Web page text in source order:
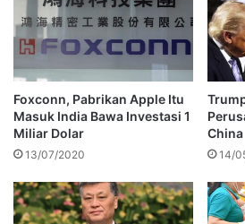
Foxconn, Pabrikan Apple Itu
Masuk India Bawa Investasi 1
Miliar Dolar
13/07/2020
China
14/